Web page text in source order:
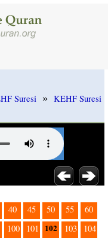
Suresi » KEHF Suresi
40 45 50 55
60
100 101 102 103
104